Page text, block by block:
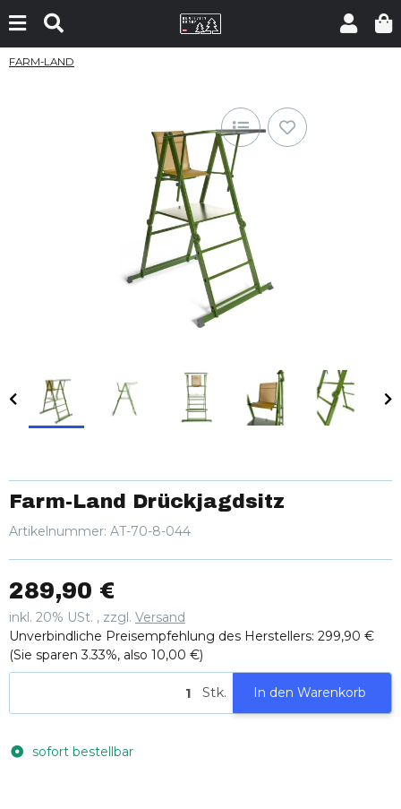
FARM-LAND
Farm-Land Drückjagdsitz
Artikelnummer: AT-70-8-044
289,90 €
inkl. 20% USt. , zzgl. Versand
Unverbindliche Preisempfehlung des Herstellers: 299,90 €
(Sie sparen3.33%, also 10,00 €)
Stk. In den Warenkorb
sofort bestellbar